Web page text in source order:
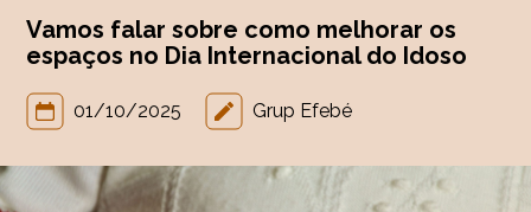
Vamos falar sobre como melhorar os
espaços no Dia Internacional do Idoso
01/10/2025 Grup Efebé